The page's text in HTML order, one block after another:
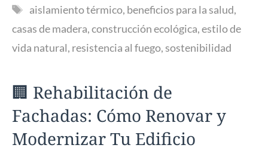
Etiquetas
aislamiento térmico, beneficios para la salud,
casas de madera,construcción ecológica,estilo de
vida natural, resistencia al fuego, sostenibilidad
🏢 Rehabilitación de
Fachadas: Cómo Renovar y
Modernizar Tu Edificio